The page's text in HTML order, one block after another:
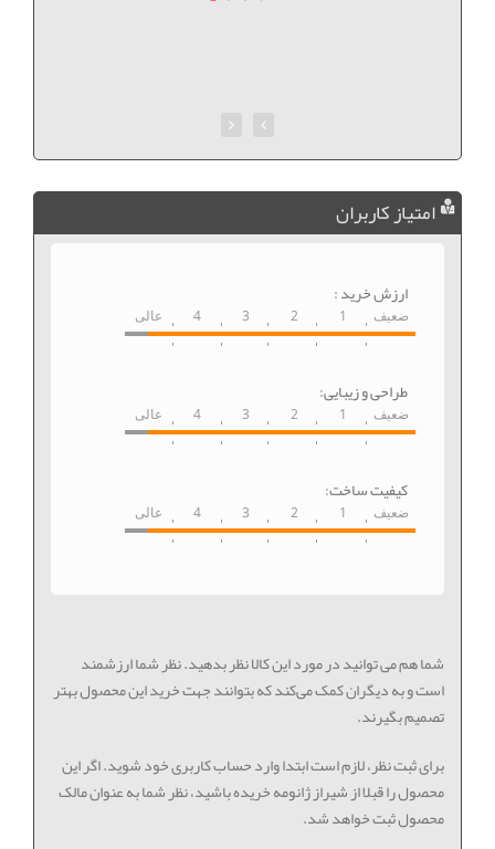
امتیاز کاربران
ارزش خرید :
ضعیف 1
2
3
4 عالی
طراحی و زیبایی:
ضعیف 1
2
3
4 عالی
کیفیت ساخت:
ضعیف 1
2
3
4 عالی
شما هم می توانید در مورد این کالا نظر بدهید. نظر شما ارزشمند
است و به دیگران کمک می‌کند که بتوانند جهت خرید این محصول بهتر
تصمیم بگیرند.
برای ثبت نظر، لازم است ابتدا وارد حساب کاربری خود شوید. اگر این
محصول را قبلا از شیراز ژانومه خریده باشید، نظر شما به عنوان مالک
محصول ثبت خواهد شد.